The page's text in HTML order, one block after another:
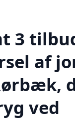
3
af
ved